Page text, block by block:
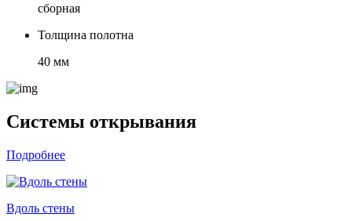
сборная
Толщина полотна
40 мм
Системы открывания
Подробнее
Вдоль стены